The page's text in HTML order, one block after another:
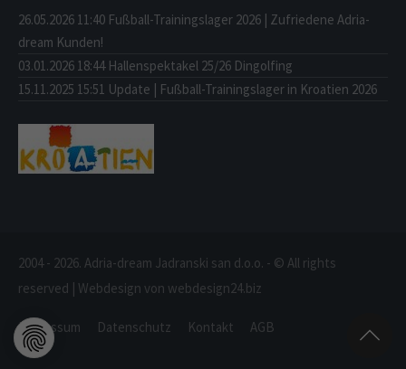
26.05.2026 11:40 Fußball-Trainingslager 2026 | Zufriedene Adria-
dream Kunden!
03.01.2026 18:44 Hallenspektakel 25/26 Dingolfing
15.11.2025 15:51 Update | Fußball-Trainingslager in Kroatien 2026
2004 - 2026. Adria-dream Jadranski san d.o.o. - © All rights
reserved | Webdesign von webdesign24.biz
Impressum Datenschutz Kontakt AGB